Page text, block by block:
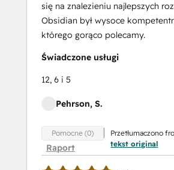
się na znalezieniu najlepszych
Obsidian był wysoce
którego gorąco polecamy.
Świadczone usługi
12, 6 i 5
Pehrson, S.
Pomocne (0)
Raport
Przetłumaczono
tekst original